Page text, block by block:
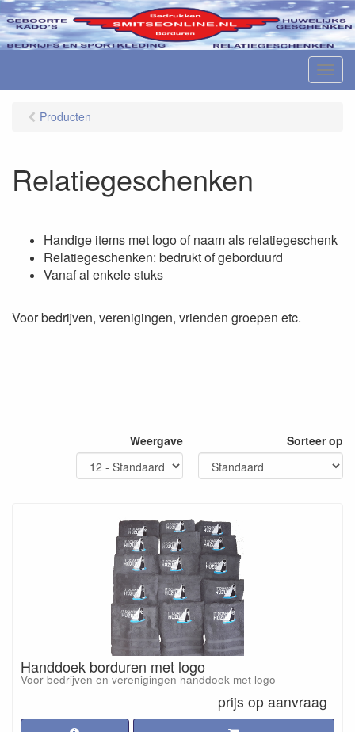
M
e
Producten
Relatiegeschenken
Handige items met logo of naam als relatiegeschenk
Relatiegeschenken: bedrukt of geborduurd
Vanaf al enkele stuks
Voor bedrijven, verenigingen, vrienden groepen etc.
Weergave Sorteer op
Handdoek borduren met logo
Voor bedrijven en verenigingen handdoek met logo
prijs op aanvraag